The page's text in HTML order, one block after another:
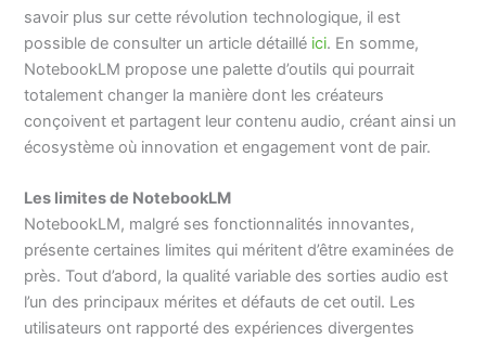
savoir plus sur cette révolution technologique, il est
possible de consulter un article détaillé ici. En somme,
NotebookLM propose une palette d’outils qui pourrait
totalement changer la manière dont les créateurs
conçoivent et partagent leur contenu audio, créant ainsi un
écosystème où innovation et engagement vont de pair.
Les limites de NotebookLM
NotebookLM, malgré ses fonctionnalités innovantes,
présente certaines limites qui méritent d’être examinées de
près. Tout d’abord, la qualité variable des sorties audio est
l’un des principaux mérites et défauts de cet outil. Les
utilisateurs ont rapporté des expériences divergentes